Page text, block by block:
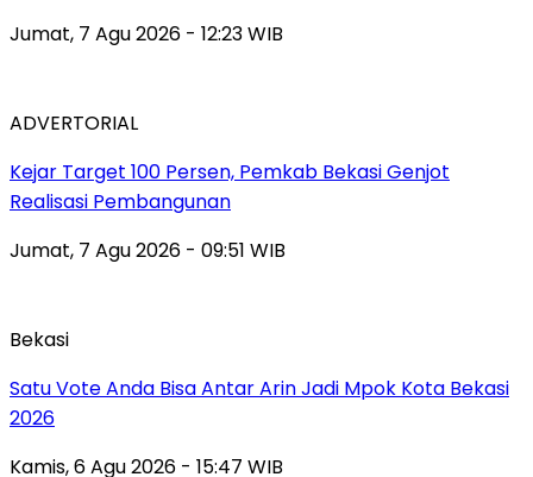
Jumat, 7 Agu 2026 - 12:23 WIB
ADVERTORIAL
Kejar Target 100 Persen, Pemkab Bekasi Genjot
Realisasi Pembangunan
Jumat, 7 Agu 2026 - 09:51 WIB
Bekasi
Satu Vote Anda Bisa Antar Arin Jadi Mpok Kota Bekasi
2026
Kamis, 6 Agu 2026 - 15:47 WIB